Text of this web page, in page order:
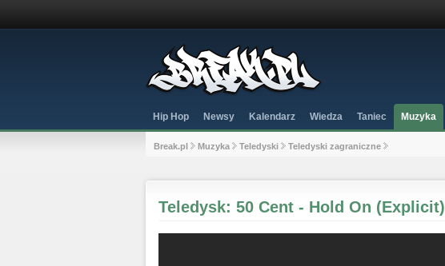
Hip Hop Newsy Kalendarz Wiedza Taniec Muzyka
Break.pl Muzyka Teledyski Teledyski zagraniczne
Teledysk: 50 Cent - Hold On (Explicit)